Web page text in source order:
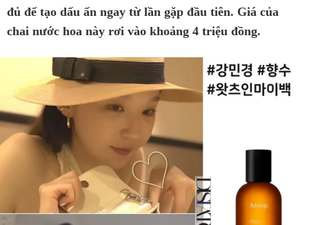
đủ để tạo dấu ấn ngay từ lần gặp đầu tiên. Giá của
chai nước hoa này rơi vào khoảng 4 triệu đồng.